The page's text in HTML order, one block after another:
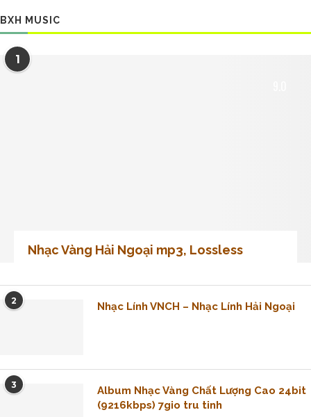
BXH MUSIC
1
Nhạc Vàng Hải Ngoại mp3, Lossless
2 Nhạc Lính VNCH – Nhạc Lính Hải Ngoại
3
Album Nhạc Vàng Chất Lượng Cao 24bit
(9216kbps) 7gio tru tinh